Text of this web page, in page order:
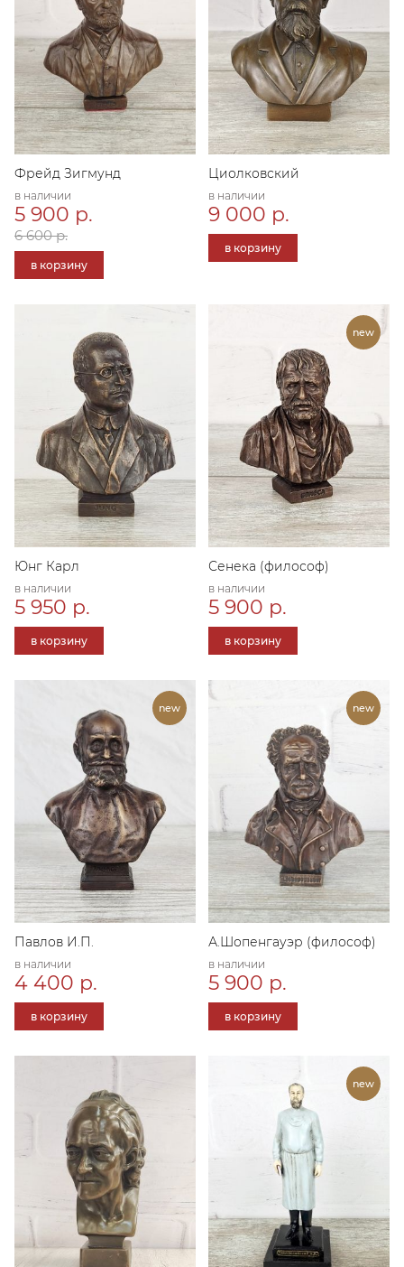
Фрейд Зигмунд
в наличии
5 900 р.
6 600 р.
в корзину
Циолковский
в наличии
9 000 р.
в корзину
Юнг Карл
в наличии
5 950 р.
в корзину
Сенека (философ)
в наличии
5 900 р.
в корзину
Павлов И.П.
в наличии
4 400 р.
в корзину
А.Шопенгауэр (философ)
в наличии
5 900 р.
в корзину